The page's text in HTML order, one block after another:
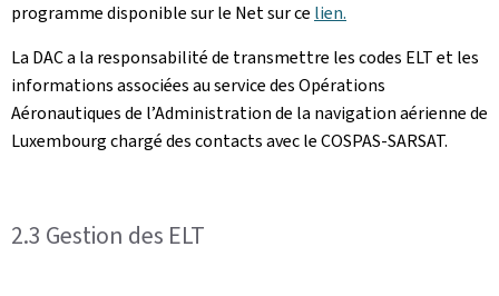
programme disponible sur le Net sur ce lien.
La DAC a la responsabilité de transmettre les codes ELT et les
informations associées au service des Opérations
Aéronautiques de l’Administration de la navigation aérienne de
Luxembourg chargé des contacts avec le COSPAS-SARSAT.
2.3 Gestion des ELT